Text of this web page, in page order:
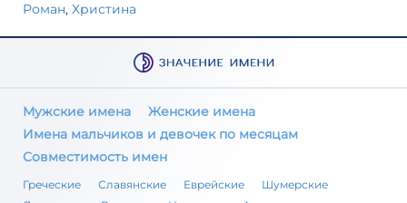
Роман, Христина
Мужские имена
Женские имена
Имена мальчиков и девочек по месяцам
Совместимость имен
Греческие Славянские Еврейские
Шумерские